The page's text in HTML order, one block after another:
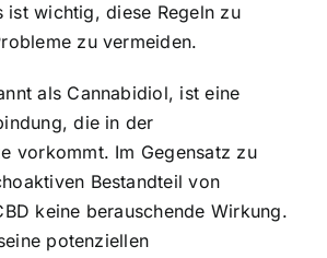
ist wichtig, diese Regeln zu
zu vermeiden.
als Cannabidiol, ist eine
die in der
vorkommt. Im Gegensatz zu
Bestandteil von
keine berauschende Wirkung.
potenziellen